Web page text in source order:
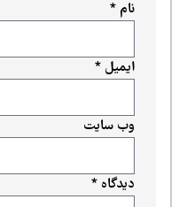
دیدگاه*
ایمیل*
وب‌ سایت